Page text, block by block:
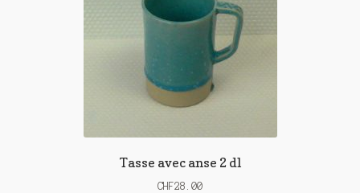
Tasse avec anse 2 dl
CHF28.00